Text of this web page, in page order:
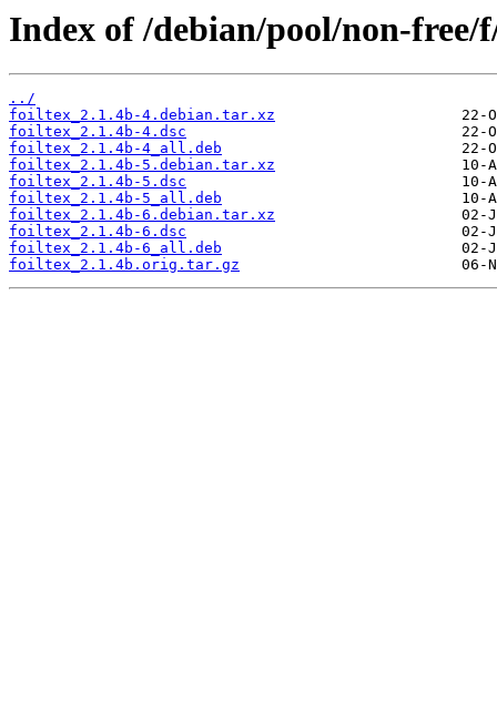
Index of /debian/pool/non-free/
../
foiltex_2.1.4b-4.debian.tar.xz
foiltex_2.1.4b-4.dsc
foiltex_2.1.4b-4_all.deb
foiltex_2.1.4b-5.debian.tar.xz
foiltex_2.1.4b-5.dsc
foiltex_2.1.4b-5_all.deb
foiltex_2.1.4b-6.debian.tar.xz
foiltex_2.1.4b-6.dsc
foiltex_2.1.4b-6_all.deb
foiltex_2.1.4b.orig.tar.gz